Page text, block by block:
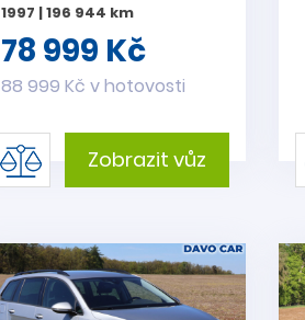
1997 | 196 944 km
78 999 Kč
88 999 Kč v hotovosti
Zobrazit vůz